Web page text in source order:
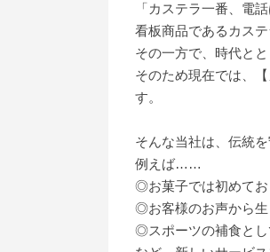
「カステラ一番、電
看板商品であるカス
その一方で、時代と
そのため現在では、
す。
そんな当社は、伝統
例えば……
◎お菓子では初めてお
◎お客様のお声から生
◎スポーツの補食とし